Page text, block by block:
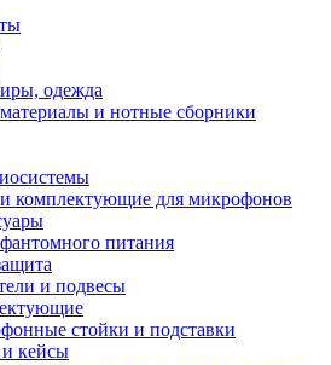
одежда
и нотные сборники
комплектующие для микрофонов
питания
и подвесы
стойки и подставки
кейсы